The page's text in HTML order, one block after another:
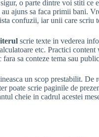
o parte dintre voi stiti ce
ajuns sa faca primii bani.
confuzii, iar unii care scriu
scrie texte in vederea
etc. Practici
sa conteze tema sau
un scop prestabilit.
poate scrie paginile de
cheie in cadrul acestei